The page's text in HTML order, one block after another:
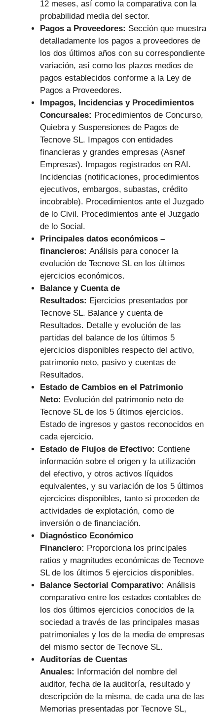
12 meses, así como la comparativa con la
probabilidad media del sector.
Pagos a Proveedores: Sección que muestra
detalladamente los pagos a proveedores de
los dos últimos años con su correspondiente
variación, así como los plazos medios de
pagos establecidos conforme a la Ley de
Pagos a Proveedores.
Impagos, Incidencias y Procedimientos
Concursales: Procedimientos de Concurso,
Quiebra y Suspensiones de Pagos de
Tecnove SL. Impagos con entidades
financieras y grandes empresas (Asnef
Empresas). Impagos registrados en RAI.
Incidencias (notificaciones, procedimientos
ejecutivos, embargos, subastas, crédito
incobrable). Procedimientos ante el Juzgado
de lo Civil. Procedimientos ante el Juzgado
de lo Social.
Principales datos económicos –
financieros: Análisis para conocer la
evolución de Tecnove SL en los últimos
ejercicios económicos.
Balance y Cuenta de
Resultados: Ejercicios presentados por
Tecnove SL. Balance y cuenta de
Resultados. Detalle y evolución de las
partidas del balance de los últimos 5
ejercicios disponibles respecto del activo,
patrimonio neto, pasivo y cuentas de
Resultados.
Estado de Cambios en el Patrimonio
Neto: Evolución del patrimonio neto de
Tecnove SL de los 5 últimos ejercicios.
Estado de ingresos y gastos reconocidos en
cada ejercicio.
Estado de Flujos de Efectivo: Contiene
información sobre el origen y la utilización
del efectivo, y otros activos líquidos
equivalentes, y su variación de los 5 últimos
ejercicios disponibles, tanto si proceden de
actividades de explotación, como de
inversión o de financiación.
Diagnóstico Económico
Financiero: Proporciona los principales
ratios y magnitudes económicas de Tecnove
SL de los últimos 5 ejercicios disponibles.
Balance Sectorial Comparativo: Análisis
comparativo entre los estados contables de
los dos últimos ejercicios conocidos de la
sociedad a través de las principales masas
patrimoniales y los de la media de empresas
del mismo sector de Tecnove SL.
Auditorías de Cuentas
Anuales: Información del nombre del
auditor, fecha de la auditoría, resultado y
descripción de la misma, de cada una de las
Memorias presentadas por Tecnove SL,